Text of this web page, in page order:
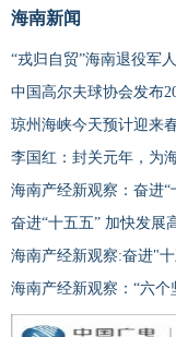
海南新闻
“戎归自贸”海南退役军
中国高尔夫球协会发布
琼州海峡今天预计迎来
李国红：封关元年，为
海南产经新观察：奋进
奋进“十五五” 加快发展
海南产经新观察:奋进"
海南产经新观察：“六个